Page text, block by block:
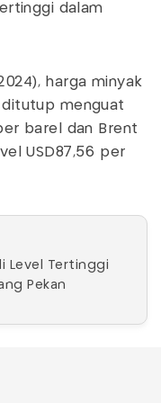
dalam
harga minyak
ditutup menguat
barel dan Brent
USD87,56 per
Level Tertinggi
Pekan